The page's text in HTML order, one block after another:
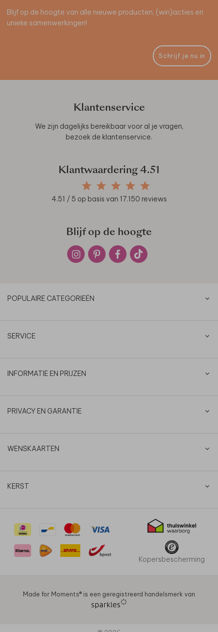
Blijf op de hoogte van alle nieuwe producten, (win)acties en
unieke samenwerkingen!
Schrijf je nu in
Klantenservice
We zijn dagelijks bereikbaar voor al je vragen,
bezoek de klantenservice.
Klantwaardering 4.51
4.51 / 5 op basis van 17.150 reviews
Blijf op de hoogte
POPULAIRE CATEGORIEËN
SERVICE
INFORMATIE EN PRIJZEN
PRIVACY EN GARANTIE
WENSKAARTEN
KERST
Kopersbescherming
Made for Moments®️ is een geregistreerd handelsmerk van